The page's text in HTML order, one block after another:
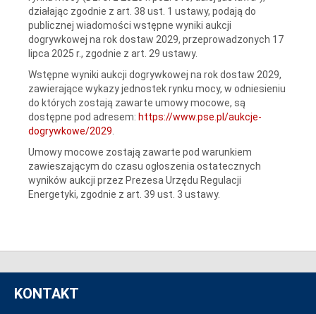
działając zgodnie z art. 38 ust. 1 ustawy, podają do
publicznej wiadomości wstępne wyniki aukcji
dogrywkowej na rok dostaw 2029, przeprowadzonych 17
lipca 2025 r., zgodnie z art. 29 ustawy.
Wstępne wyniki aukcji dogrywkowej na rok dostaw 2029,
zawierające wykazy jednostek rynku mocy, w odniesieniu
do których zostają zawarte umowy mocowe, są
dostępne pod adresem: https://www.pse.pl/aukcje-
dogrywkowe/2029
Umowy mocowe zostają zawarte pod warunkiem
zawieszającym do czasu ogłoszenia ostatecznych
wyników aukcji przez Prezesa Urzędu Regulacji
Energetyki, zgodnie z art. 39 ust. 3 ustawy.
KONTAKT